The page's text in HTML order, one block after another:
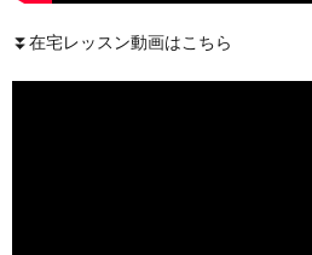
⏬在宅レッスン動画はこちら